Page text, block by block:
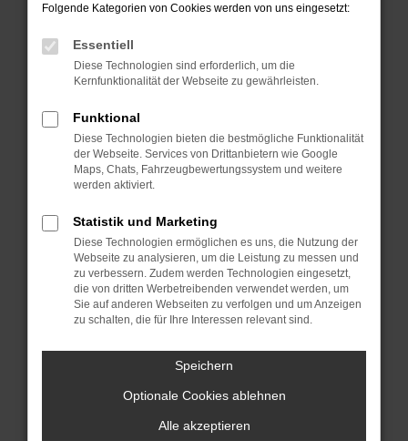
Prüfe deine Browsererweiterungen.
Manche Erweiterungen, wie Werbeblocker,
können das Laden bestimmter Seiten
verhindern. Funktioniert die Seite in einem
Fenster?
Starte dein Gerät neu.
Das kann manchmal helfen, vorübergehende
Probleme zu beheben.
Betriebssystem auf dem neuesten Stand
sind.
Veraltete Software birgt nicht nur ein
Sicherheitsrisiko, sondern kann auch dazu
führen, dass bestimmte Funktionen nicht mehr
unterstützt werden.
Wende dich an den Webseitenbetreiber.
Wenn du alle oben genannten Schritte versucht
hast, kontaktiere uns bitte. Wir werden
versuchen, das Problem zu beheben. Du kannst
Folgende Kategorien von Cookies werden von uns eingesetzt:
Essentiell
Diese Technologien sind erforderlich, um die
Kernfunktionalität der Webseite zu gewährleisten.
Funktional
Diese Technologien bieten die bestmögliche Funktionalität
der Webseite. Services von Drittanbietern wie Google
Maps, Chats, Fahrzeugbewertungssystem und weitere
werden aktiviert.
Statistik und Marketing
Diese Technologien ermöglichen es uns, die Nutzung der
Webseite zu analysieren, um die Leistung zu messen und
zu verbessern. Zudem werden Technologien eingesetzt,
die von dritten Werbetreibenden verwendet werden, um
Sie auf anderen Webseiten zu verfolgen und um Anzeigen
zu schalten, die für Ihre Interessen relevant sind.
Speichern
Optionale Cookies ablehnen
Alle akzeptieren